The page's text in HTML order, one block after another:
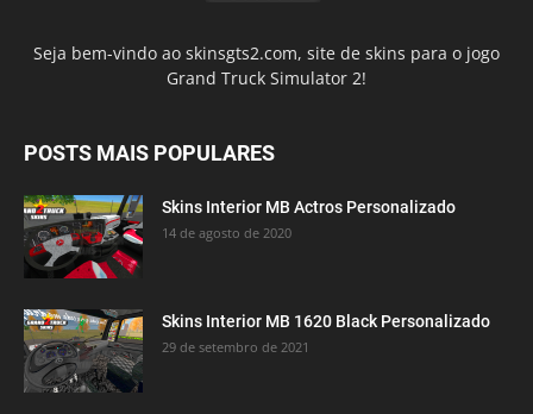
Seja bem-vindo ao skinsgts2.com, site de skins para o jogo
Grand Truck Simulator 2!
POSTS MAIS POPULARES
Skins Interior MB Actros Personalizado
14 de agosto de 2020
Skins Interior MB 1620 Black Personalizado
29 de setembro de 2021